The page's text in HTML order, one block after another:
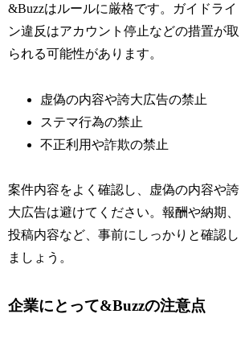
&Buzzはルールに厳格です。ガイドライ
ン違反はアカウント停止などの措置が取
られる可能性があります。
虚偽の内容や誇大広告の禁止
ステマ行為の禁止
不正利用や詐欺の禁止
案件内容をよく確認し、虚偽の内容や誇
大広告は避けてください。報酬や納期、
投稿内容など、事前にしっかりと確認し
ましょう。
企業にとって&Buzzの注意点